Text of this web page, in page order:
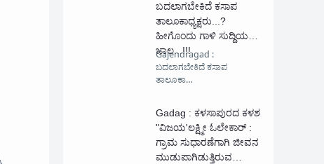
ಬದಲಾಗಬೇಕಿದೆ ಕಸಾಪ
ತಾಲೂಕಾಧ್ಯಕ್ಷರು...?
ಹೀಗೊಂದು ಗಾಳಿ ಸುದ್ದಿಯ
ಜಾಲ...!!!
Gajendragad :
ಬದಲಾಗಬೇಕಿದೆ ಕಸಾಪ
ತಾಲೂಕಾ…
Gadag : ಕಳಸಾಪುರದ ಕಳಶ
"ವಿಜಯ'ಲಕ್ಷ್ಮೀ ಓಲೇಕಾರ್ :
ಗ್ರಾಮ ಸುಧಾರಣೆಗಾಗಿ ಜೀವನ‌
ಮುಡುಪಾಗಿಡುತ್ತಿರುವ